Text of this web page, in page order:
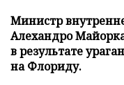
Министр
Алехандро
в результате
на Флориду.